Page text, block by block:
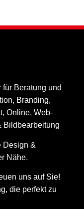
Beratung und
Branding,
Online, Web­
Bildbear­bei­tung
Design &
Nähe.
uns auf Sie!
die perfekt zu